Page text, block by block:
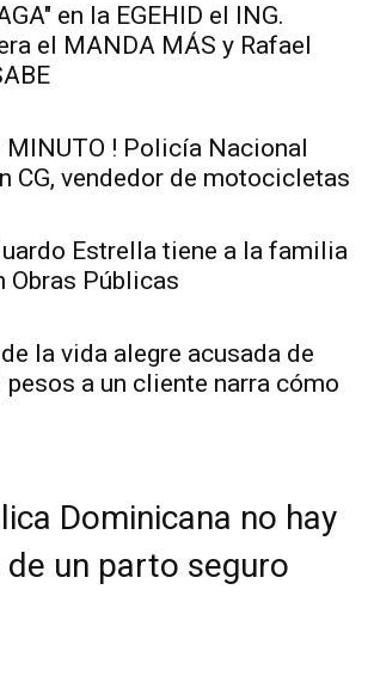
en la EGEHID el ING.
el MANDA MÁS y Rafael
MINUTO ! Policía Nacional
CG, vendedor de motocicletas
Estrella tiene a la familia
Obras Públicas
la vida alegre acusada de
a un cliente narra cómo
Dominicana no hay
un parto seguro